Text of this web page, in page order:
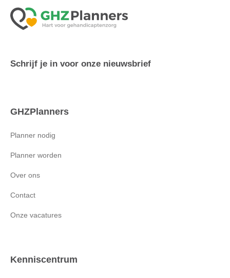
Schrijf je in voor onze nieuwsbrief
GHZPlanners
Planner nodig
Planner worden
Over ons
Contact
Onze vacatures
Kenniscentrum